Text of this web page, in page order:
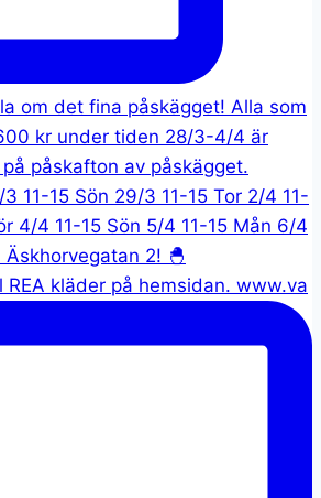
REA kläder på hemsidan. www.va